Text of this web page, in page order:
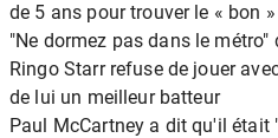
de 5 ans pour trouver le « bon »
"Ne dormez pas dans le métro"
Ringo Starr refuse de jouer
de lui un meilleur batteur
Paul McCartney a dit qu'il était